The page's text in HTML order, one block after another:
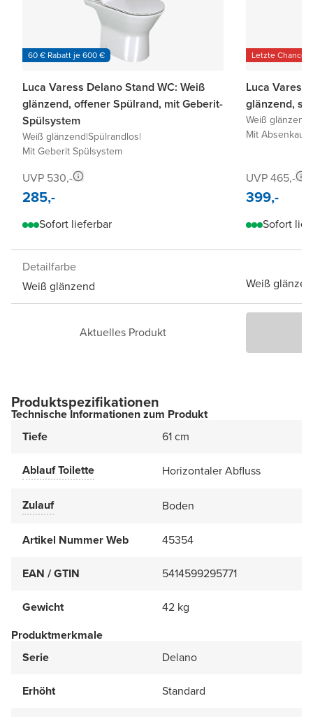
60 € Rabatt je 600 €
Luca Varess Delano Stand WC: Weiß
glänzend, offener Spülrand, mit Geberit-
Spülsystem
Weiß glänzend|Spülrandlos|
Mit Geberit Spülsystem
UVP 530,-
285,-
Sofort lieferbar
Letzte Chance
Luca Varess
glänzend,
Weiß glänzend
Mit
UVP 465,-
399,-
Sofort
Detailfarbe
Weiß glänzend
Weiß
Aktuelles Produkt
Produktspezifikationen
Technische Informationen zum Produkt
Tiefe
61 cm
Ablauf Toilette Horizontaler Abfluss
Zulauf Boden
Artikel Nummer Web 45354
EAN / GTIN 5414599295771
Gewicht
42 kg
Produktmerkmale
Serie
Delano
Erhöht Standard